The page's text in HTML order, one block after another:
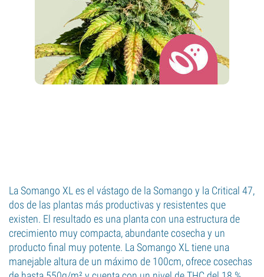
La Somango XL es el vástago de la Somango y la Critical 47,
dos de las plantas más productivas y resistentes que
existen. El resultado es una planta con una estructura de
crecimiento muy compacta, abundante cosecha y un
producto final muy potente. La Somango XL tiene una
manejable altura de un máximo de 100cm, ofrece cosechas